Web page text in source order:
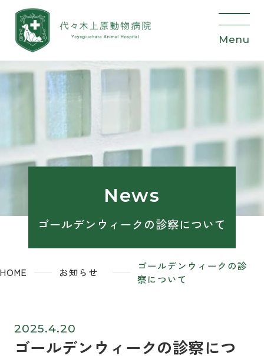
ゴールデンウィークの診察について
News
HOME お知らせ
ゴールデンウィークの診
察について
2025.4.20
ゴールデンウィークの診察につ